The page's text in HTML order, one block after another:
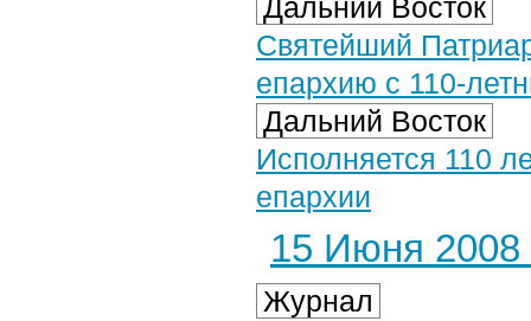
Дальний Восток
Святейший
епархию с 110-
Дальний Восток
Исполняется 110
епархии
15 Июня 2008
Журнал